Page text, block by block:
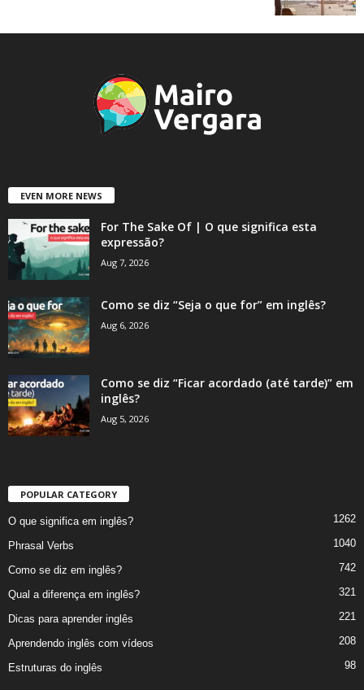
EVEN MORE NEWS
For The Sake Of | O que significa esta
expressão?
Aug 7, 2026
Como se diz “Seja o que for” em inglês?
Aug 6, 2026
Como se diz “Ficar acordado (até tarde)” em
inglês?
Aug 5, 2026
POPULAR CATEGORY
O que significa em inglês? 1262
Phrasal Verbs 1040
Como se diz em inglês? 742
Qual a diferença em inglês? 321
Dicas para aprender inglês 221
Aprendendo inglês com vídeos 208
Estruturas do inglês 98